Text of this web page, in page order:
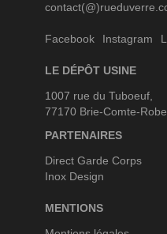
Facebook Instagram
LE DÉPÔT USINE
1007 rue du Tuboeuf,
77170 Brie-Comte-
PARTENAIRES
Direct Garde Corps
Inox Design
MENTIONS